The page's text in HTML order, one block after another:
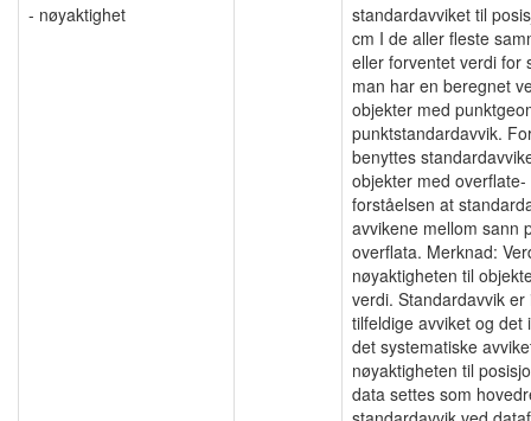
- nøyaktighet
standardavviket til
cm I de aller fleste
eller forventet verdi for
man har en beregnet
objekter med
punktstandardavvik.
benyttes
objekter med
forståelsen at
avvikene mellom sann
overflata. Merknad:
nøyaktigheten til
verdi. Standardavvik
tilfeldige avviket og
det systematiske
nøyaktigheten til
data settes som